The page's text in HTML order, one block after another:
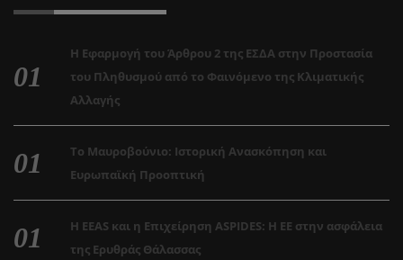
Η Εφαρμογή του Άρθρου 2 της ΕΣΔΑ στην Προστασία
του Πληθυσμού από το Φαινόμενο της Κλιματικής
Αλλαγής
Το Μαυροβούνιο: Ιστορική Ανασκόπηση και
Ευρωπαϊκή Προοπτική
Η EEAS και η Επιχείρηση ASPIDES: Η ΕΕ στην ασφάλεια
της Ερυθράς Θάλασσας